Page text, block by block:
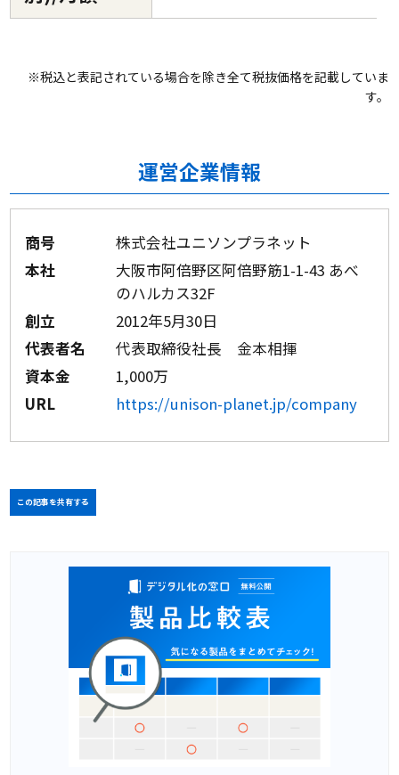
※税込と表記されている場合を除き全て税抜価格を記載していま
す。
運営企業情報
商号
株式会社ユニソンプラネット
本社
大阪市阿倍野区阿倍野筋1-1-43 あべ
のハルカス32F
創立
2012年5月30日
代表者名
代表取締役社長 金本相揮
資本金
1,000万
URL
https://unison-planet.jp/company
この記事を共有する